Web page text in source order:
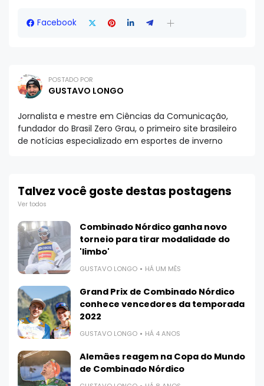
Facebook
POSTADO POR
GUSTAVO LONGO
Jornalista e mestre em Ciências da Comunicação,
fundador do Brasil Zero Grau, o primeiro site brasileiro
de notícias especializado em esportes de inverno
Talvez você goste destas postagens
Ver todos
Combinado Nórdico ganha novo
torneio para tirar modalidade do
'limbo'
GUSTAVO LONGO HÁ UM MÊS
Grand Prix de Combinado Nórdico
conhece vencedores da temporada
2022
GUSTAVO LONGO HÁ 4 ANOS
Alemães reagem na Copa do Mundo
de Combinado Nórdico